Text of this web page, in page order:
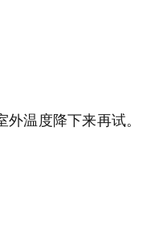
温度降下来再试。